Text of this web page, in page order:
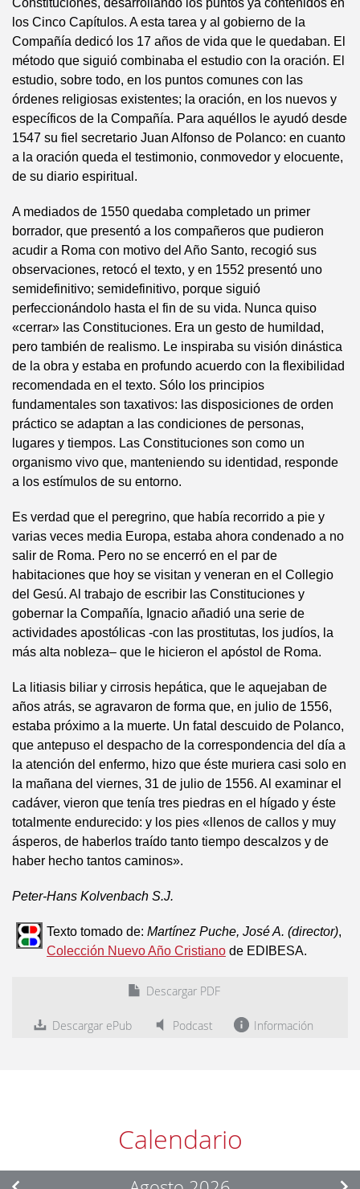
Constituciones, desarrollando los puntos ya contenidos en
los Cinco Capítulos. A esta tarea y al gobierno de la
Compañía dedicó los 17 años de vida que le quedaban. El
método que siguió combinaba el estudio con la oración. El
estudio, sobre todo, en los puntos comunes con las
órdenes religiosas existentes; la oración, en los nuevos y
específicos de la Compañía. Para aquéllos le ayudó desde
1547 su fiel secretario Juan Alfonso de Polanco: en cuanto
a la oración queda el testimonio, conmovedor y elocuente,
de su diario espiritual.
A mediados de 1550 quedaba completado un primer
borrador, que presentó a los compañeros que pudieron
acudir a Roma con motivo del Año Santo, recogió sus
observaciones, retocó el texto, y en 1552 presentó uno
semidefinitivo; semidefinitivo, porque siguió
perfeccionándolo hasta el fin de su vida. Nunca quiso
«cerrar» las Constituciones. Era un gesto de humildad,
pero también de realismo. Le inspiraba su visión dinástica
de la obra y estaba en profundo acuerdo con la flexibilidad
recomendada en el texto. Sólo los principios
fundamentales son taxativos: las disposiciones de orden
práctico se adaptan a las condiciones de personas,
lugares y tiempos. Las Constituciones son como un
organismo vivo que, manteniendo su identidad, responde
a los estímulos de su entorno.
Es verdad que el peregrino, que había recorrido a pie y
varias veces media Europa, estaba ahora condenado a no
salir de Roma. Pero no se encerró en el par de
habitaciones que hoy se visitan y veneran en el Collegio
del Gesú. Al trabajo de escribir las Constituciones y
gobernar la Compañía, Ignacio añadió una serie de
actividades apostólicas -con las prostitutas, los judíos, la
más alta nobleza– que le hicieron el apóstol de Roma.
La litiasis biliar y cirrosis hepática, que le aquejaban de
años atrás, se agravaron de forma que, en julio de 1556,
estaba próximo a la muerte. Un fatal descuido de Polanco,
que antepuso el despacho de la correspondencia del día a
la atención del enfermo, hizo que éste muriera casi solo en
la mañana del viernes, 31 de julio de 1556. Al examinar el
cadáver, vieron que tenía tres piedras en el hígado y éste
totalmente endurecido: y los pies «llenos de callos y muy
ásperos, de haberlos traído tanto tiempo descalzos y de
haber hecho tantos caminos».
Peter-Hans Kolvenbach S.J.
Texto tomado de: Martínez Puche, José A. (director),
Colección Nuevo Año Cristiano de EDIBESA.
Descargar PDF
Descargar ePub Podcast Información
Calendario